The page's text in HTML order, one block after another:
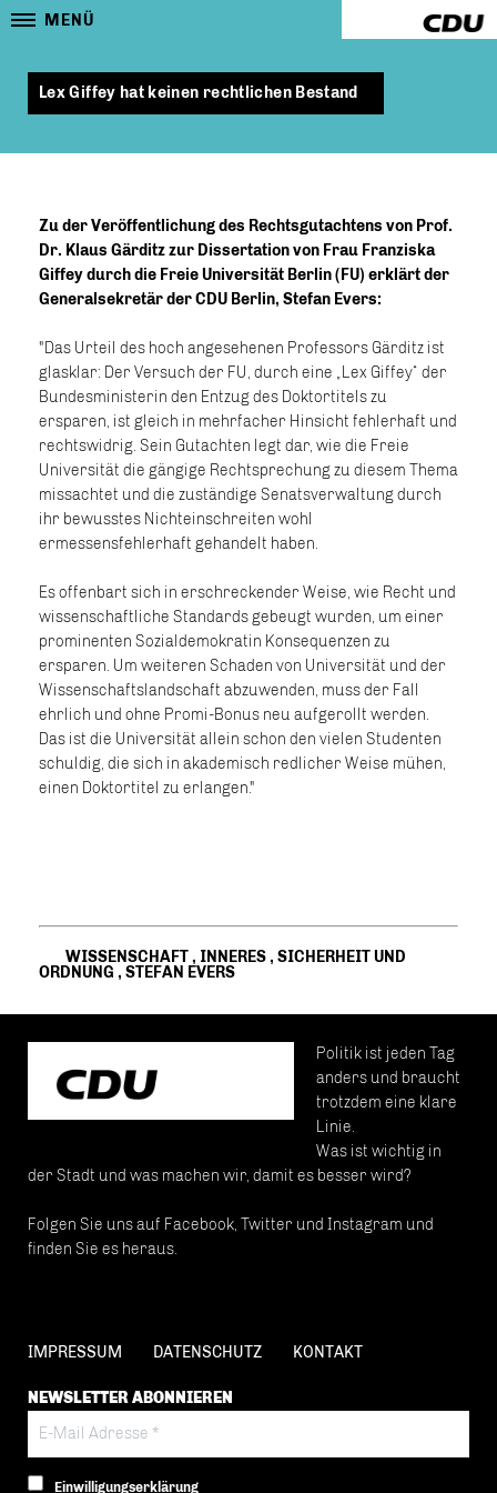
MENÜ
Lex Giffey hat keinen rechtlichen Bestand
Zu der Veröffentlichung des Rechtsgutachtens von Prof.
Dr. Klaus Gärditz zur Dissertation von Frau Franziska
Giffey durch die Freie Universität Berlin (FU) erklärt der
Generalsekretär der CDU Berlin, Stefan Evers:
"Das Urteil des hoch angesehenen Professors Gärditz ist
glasklar: Der Versuch der FU, durch eine „Lex Giffey“ der
Bundesministerin den Entzug des Doktortitels zu
ersparen, ist gleich in mehrfacher Hinsicht fehlerhaft und
rechtswidrig. Sein Gutachten legt dar, wie die Freie
Universität die gängige Rechtsprechung zu diesem Thema
missachtet und die zuständige Senatsverwaltung durch
ihr bewusstes Nichteinschreiten wohl
ermessensfehlerhaft gehandelt haben.
Es offenbart sich in erschreckender Weise, wie Recht und
wissenschaftliche Standards gebeugt wurden, um einer
prominenten Sozialdemokratin Konsequenzen zu
ersparen. Um weiteren Schaden von Universität und der
Wissenschaftslandschaft abzuwenden, muss der Fall
ehrlich und ohne Promi-Bonus neu aufgerollt werden.
Das ist die Universität allein schon den vielen Studenten
schuldig, die sich in akademisch redlicher Weise mühen,
einen Doktortitel zu erlangen."
WISSENSCHAFT, INNERES, SICHERHEIT UND
ORDNUNG , STEFAN EVERS
Politik ist jeden Tag
anders und braucht
trotzdem eine klare
Linie.
Was ist wichtig in
der Stadt und was machen wir, damit es besser wird?
Folgen Sie uns auf Facebook, Twitter und Instagram und
finden Sie es heraus.
IMPRESSUM DATENSCHUTZ KONTAKT
NEWSLETTER ABONNIEREN
Einwilligungserklärung